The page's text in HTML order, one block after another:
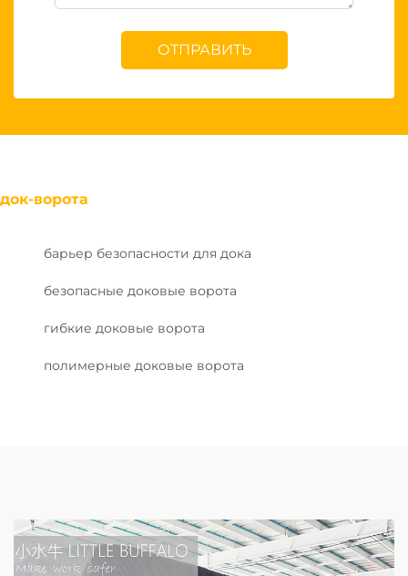
ОТПРАВИТЬ
док-ворота
барьер безопасности для дока
безопасные доковые ворота
гибкие доковые ворота
полимерные доковые ворота